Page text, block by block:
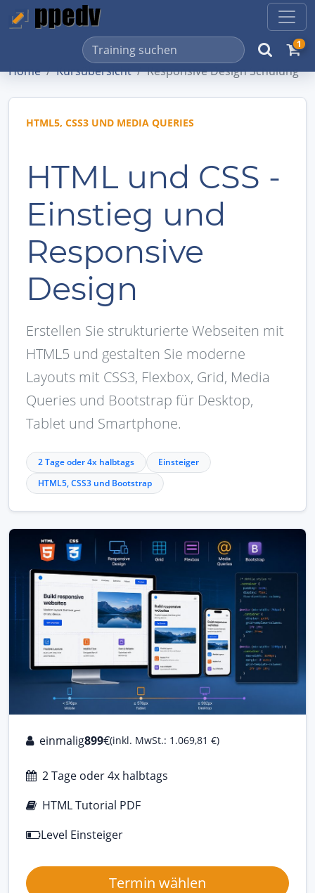
1
Home Kursübersicht Responsive Design Schulung
HTML5, CSS3 UND MEDIA QUERIES
HTML und CSS -
Einstieg und
Responsive
Design
Erstellen Sie strukturierte Webseiten mit
HTML5 und gestalten Sie moderne
Layouts mit CSS3, Flexbox, Grid, Media
Queries und Bootstrap für Desktop,
Tablet und Smartphone.
2 Tage oder 4x halbtags
Einsteiger
HTML5, CSS3 und Bootstrap
einmalig899€(inkl. MwSt.: 1.069,81 €)
2 Tage oder 4x halbtags
HTML Tutorial PDF
Level Einsteiger
Termin wählen